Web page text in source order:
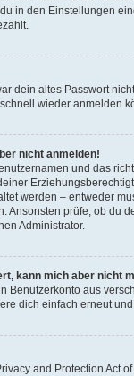
in den Einstellungen
dein altes Passwort
wieder anmelden
nicht anmelden!
und das
werden – entweder
Ansonsten prüfe, ob du
Administrator.
kann mich aber nicht
Benutzerkonto aus
dich einfach erneut
and Protection Act